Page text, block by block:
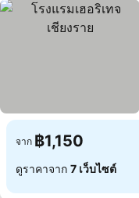
จาก ฿1,150
ดูราคาจาก 7 เว็บไซต์